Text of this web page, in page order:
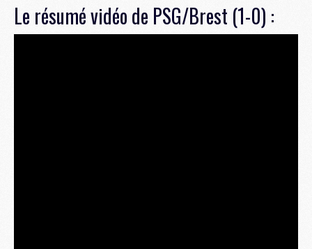
Le résumé vidéo de PSG/Brest (1-0) :